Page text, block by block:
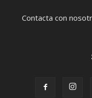
Contacta con